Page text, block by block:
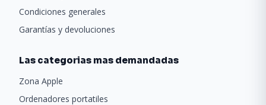
Condiciones generales
Garantías y devoluciones
Las categorias mas demandadas
Zona Apple
Ordenadores portatiles